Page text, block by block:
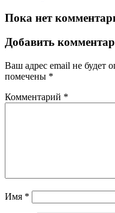
Пока нет
Добавить
Ваш адрес email не будет
помечены *
Комментарий *
Имя *